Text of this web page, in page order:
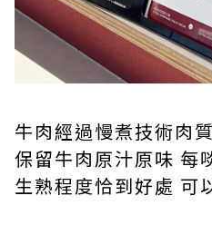
牛肉經過慢煮技術肉
保留牛肉原汁原味 每
生熟程度恰到好處 可